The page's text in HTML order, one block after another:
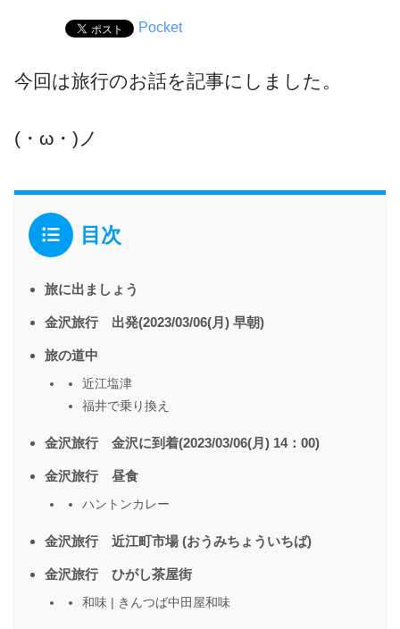
Pocket
今回は旅行のお話を記事にしました。
(・ω・)ノ
目次
旅に出ましょう
金沢旅行 出発(2023/03/06(月) 早朝)
旅の道中
近江塩津
福井で乗り換え
金沢旅行 金沢に到着(2023/03/06(月) 14：00)
金沢旅行 昼食
ハントンカレー
金沢旅行 近江町市場 (おうみちょういちば)
金沢旅行 ひがし茶屋街
和味 | きんつば中田屋和味